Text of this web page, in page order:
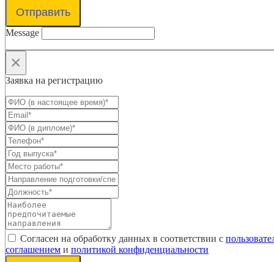
Отправить
Message
×
Заявка на регистрацию
Согласен на обработку данных в соответствии с
соглашением и политикой конфиденциальности